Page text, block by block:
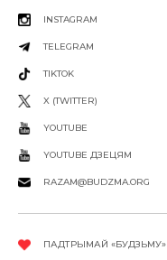
INSTAGRAM
TELEGRAM
TIKTOK
X (TWITTER)
YOUTUBE
YOUTUBE ДЗЕЦЯМ
RAZAM@BUDZMA.ORG
ПАДТРЫМАЙ «БУДЗЬМУ»